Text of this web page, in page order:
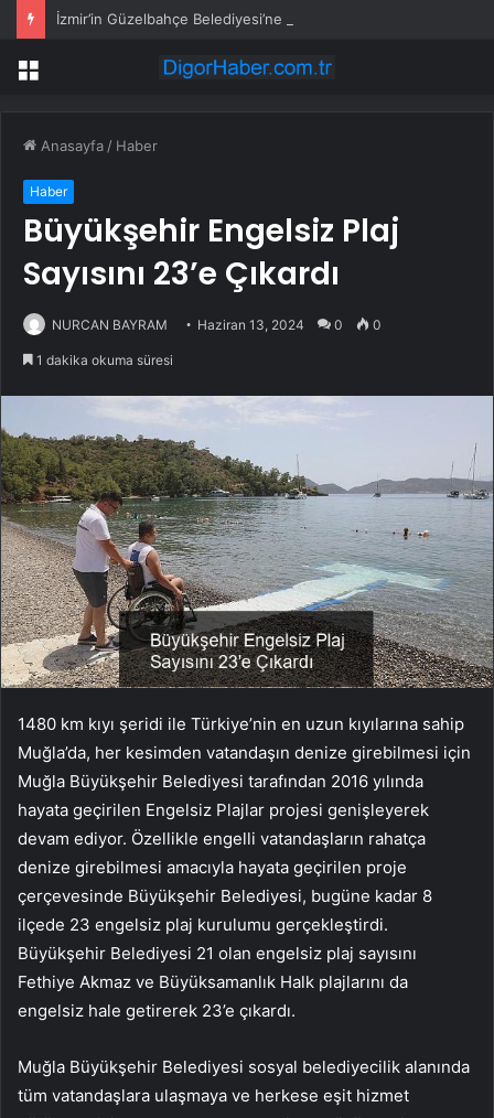
Menü
Anasayfa / Haber
Haber
Büyükşehir Engelsiz Plaj
Sayısını 23’e Çıkardı
NURCAN BAYRAM Haziran 13, 2024 0 0
1 dakika okuma süresi
1480 km kıyı şeridi ile Türkiye’nin en uzun kıyılarına sahip
Muğla’da, her kesimden vatandaşın denize girebilmesi için
Muğla Büyükşehir Belediyesi tarafından 2016 yılında
hayata geçirilen Engelsiz Plajlar projesi genişleyerek
devam ediyor. Özellikle engelli vatandaşların rahatça
denize girebilmesi amacıyla hayata geçirilen proje
çerçevesinde Büyükşehir Belediyesi, bugüne kadar 8
ilçede 23 engelsiz plaj kurulumu gerçekleştirdi.
Büyükşehir Belediyesi 21 olan engelsiz plaj sayısını
Fethiye Akmaz ve Büyüksamanlık Halk plajlarını da
engelsiz hale getirerek 23’e çıkardı.
Muğla Büyükşehir Belediyesi sosyal belediyecilik alanında
tüm vatandaşlara ulaşmaya ve herkese eşit hizmet